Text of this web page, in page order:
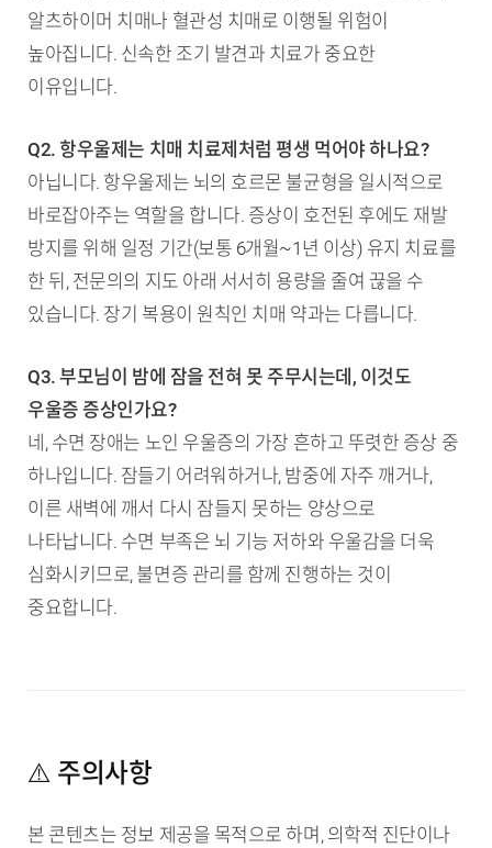
알츠하이머 치매나 혈관성 치매로 이행될 위험이
높아집니다. 신속한 조기 발견과 치료가 중요한
이유입니다.
Q2. 항우울제는 치매 치료제처럼 평생 먹어야 하나요?
아닙니다. 항우울제는 뇌의 호르몬 불균형을 일시적으로
바로잡아주는 역할을 합니다. 증상이 호전된 후에도 재발
방지를 위해 일정 기간(보통 6개월~1년 이상) 유지 치료를
한 뒤, 전문의의 지도 아래 서서히 용량을 줄여 끊을 수
있습니다. 장기 복용이 원칙인 치매 약과는 다릅니다.
Q3. 부모님이 밤에 잠을 전혀 못 주무시는데, 이것도
우울증 증상인가요?
네, 수면 장애는 노인 우울증의 가장 흔하고 뚜렷한 증상 중
하나입니다. 잠들기 어려워하거나, 밤중에 자주 깨거나,
이른 새벽에 깨서 다시 잠들지 못하는 양상으로
나타납니다. 수면 부족은 뇌 기능 저하와 우울감을 더욱
심화시키므로, 불면증 관리를 함께 진행하는 것이
중요합니다.
⚠️ 주의사항
본 콘텐츠는 정보 제공을 목적으로 하며, 의학적 진단이나